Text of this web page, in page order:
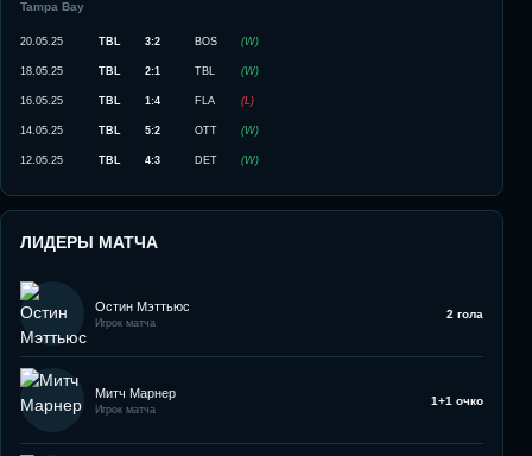
Tampa Bay
20.05.25 TBL 3:2 BOS (W)
18.05.25 TBL 2:1 TBL (W)
16.05.25 TBL 1:4 FLA (L)
14.05.25 TBL 5:2 OTT (W)
12.05.25 TBL 4:3 DET (W)
ЛИДЕРЫ МАТЧА
Остин Мэттьюс
Игрок матча
2 гола
Митч Марнер
Игрок матча
1+1 очко